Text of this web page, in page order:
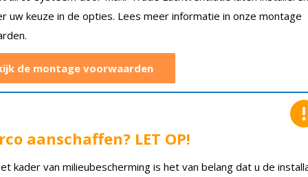
uw keuze in de opties. Lees meer informatie in onze montage
de montage voorwaarden
aanschaffen? LET OP!
kader van milieubescherming is het van belang dat u de